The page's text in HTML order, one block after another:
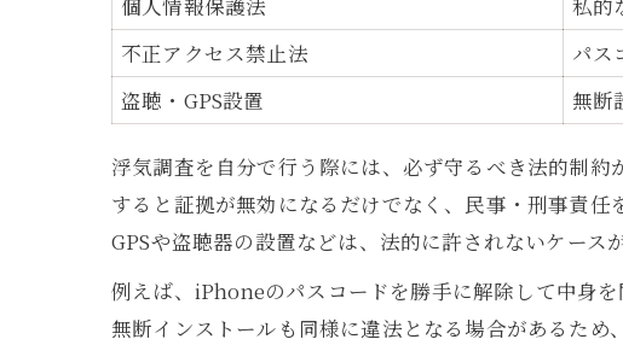
不正アクセス禁止法
パス
盗聴・GPS設置
無断
浮気調査を自分で行う際には、必ず守るべき法的制
すると証拠が無効になるだけでなく、民事・刑事責
GPSや盗聴器の設置などは、法的に許されないケース
例えば、iPhoneのパスコードを勝手に解除して中身
無断インストールも同様に違法となる場合があるた